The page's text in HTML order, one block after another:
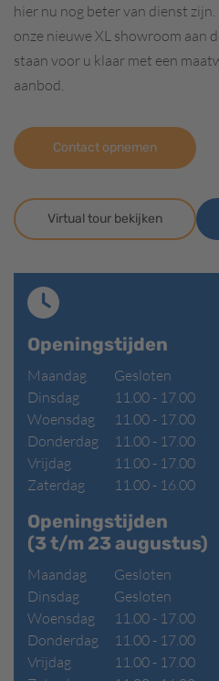
hier nu nog beter van dienst
onze nieuwe XL showroom aan
staan voor u klaar met een
aanbod.
Contact opnemen
Virtual tour bekijken
Openingstijden
Maandag
Gesloten
Dinsdag
11.00 - 17.00
Woensdag
11.00 - 17.00
Donderdag
11.00 - 17.00
Vrijdag
11.00 - 17.00
Zaterdag
11.00 - 16.00
Openingstijden
(3 t/m 23 augustus)
Maandag
Gesloten
Dinsdag
Gesloten
Woensdag
11.00 - 17.00
Donderdag
11.00 - 17.00
Vrijdag
11.00 - 17.00